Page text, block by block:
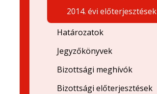
2014. évi előterjesztések
Határozatok
Jegyzőkönyvek
Bizottsági meghívók
Bizottsági előterjesztések